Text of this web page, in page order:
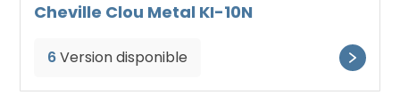
Cheville Clou Metal KI-10N
6Version disponible